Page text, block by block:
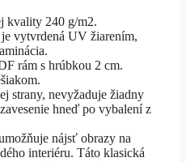
kvality 240 g/m2.
vytvrdená UV žiarením,
rám s hrúbkou 2 cm.
strany, nevyžaduje žiadny
hneď po vybalení z
nájsť obrazy na
interiéru. Táto klasická